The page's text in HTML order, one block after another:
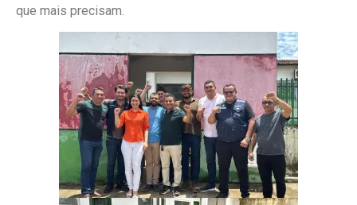
que mais precisam.